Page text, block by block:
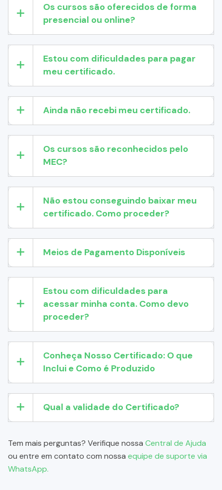
Os cursos são oferecidos de forma
presencial ou online?
Estou com dificuldades para pagar
meu certificado.
Ainda não recebi meu certificado.
Os cursos são reconhecidos pelo
MEC?
Não estou conseguindo baixar meu
certificado. Como proceder?
Meios de Pagamento Disponíveis
Estou com dificuldades para
acessar minha conta. Como devo
proceder?
Conheça Nosso Certificado: O que
Inclui e Como é Produzido
Qual a validade do Certificado?
Tem mais perguntas? Verifique nossa Central de Ajuda
ou entre em contato com nossa equipe de suporte via
WhatsApp.